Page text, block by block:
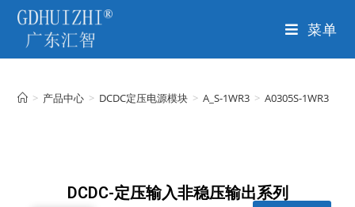
菜单
> 产品中心 > DCDC定压电源模块 > A_S-1WR3 > A0305S-1WR3
DCDC-定压输入非稳压输出系列